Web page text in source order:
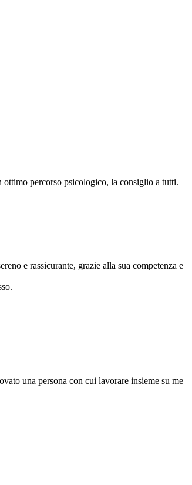
ottimo percorso psicologico, la consiglio a tutti.
e rassicurante, grazie alla sua competenza e
una persona con cui lavorare insieme su me